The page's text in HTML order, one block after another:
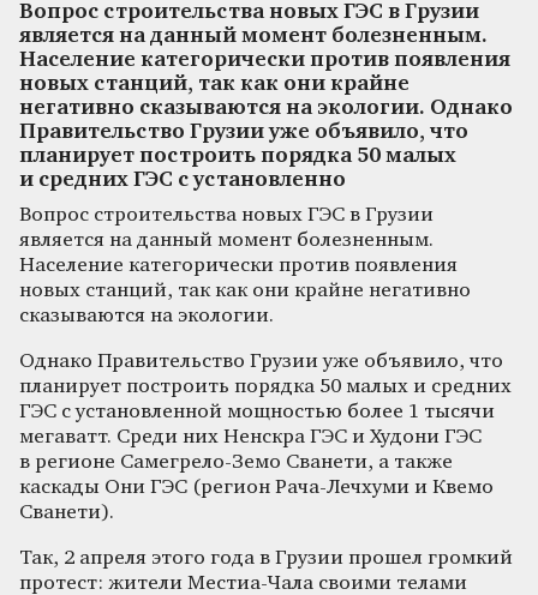
Вопрос строительства новых ГЭС в Грузии
является на данный момент болезненным.
Население категорически против появления
новых станций, так как они крайне
негативно сказываются на экологии. Однако
Правительство Грузии уже объявило, что
планирует построить порядка 50 малых
и средних ГЭС с установленно
Вопрос строительства новых ГЭС в Грузии
является на данный момент болезненным.
Население категорически против появления
новых станций, так как они крайне негативно
сказываются на экологии.
Однако Правительство Грузии уже объявило, что
планирует построить порядка 50 малых и средних
ГЭС с установленной мощностью более 1 тысячи
мегаватт. Среди них Ненскра ГЭС и Худони ГЭС
в регионе Самегрело-Земо Сванети, а также
каскады Они ГЭС (регион Рача-Лечхуми и Квемо
Сванети).
Так, 2 апреля этого года в Грузии прошел громкий
протест: жители Местиа-Чала своими телами